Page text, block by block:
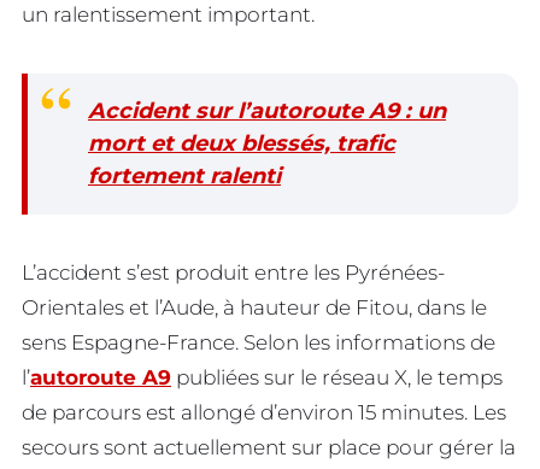
un ralentissement important.
Accident sur l’autoroute A9 : un
mort et deux blessés, trafic
fortement ralenti
L’accident s’est produit entre les Pyrénées-
Orientales et l’Aude, à hauteur de Fitou, dans le
sens Espagne-France. Selon les informations de
l’autoroute A9 publiées sur le réseau X, le temps
de parcours est allongé d’environ 15 minutes. Les
secours sont actuellement sur place pour gérer la